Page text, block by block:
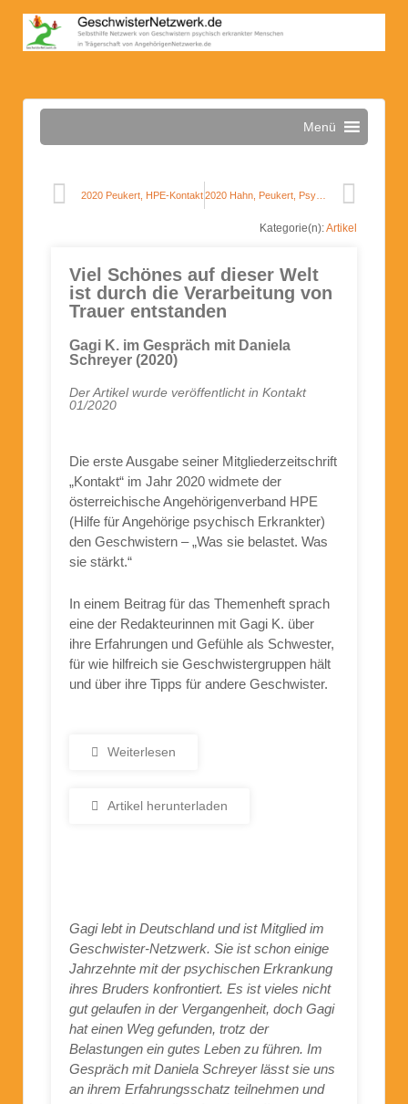
Menü
2020 Peukert, HPE-Kontakt 2020 Hahn, Peukert, Psychiatrische Pflege
Kategorie(n):Artikel
Viel Schönes auf dieser Welt
ist durch die Verarbeitung von
Trauer entstanden
Gagi K. im Gespräch mit Daniela
Schreyer (2020)
Der Artikel wurde veröffentlicht in Kontakt
01/2020
Die erste Ausgabe seiner Mitgliederzeitschrift
„Kontakt“ im Jahr 2020 widmete der
österreichische Angehörigenverband HPE
(Hilfe für Angehörige psychisch Erkrankter)
den Geschwistern – „Was sie belastet. Was
sie stärkt.“
In einem Beitrag für das Themenheft sprach
eine der Redakteurinnen mit Gagi K. über
ihre Erfahrungen und Gefühle als Schwester,
für wie hilfreich sie Geschwistergruppen hält
und über ihre Tipps für andere Geschwister.
Weiterlesen
Artikel herunterladen
Gagi lebt in Deutschland und ist Mitglied im
Geschwister-Netzwerk. Sie ist schon einige
Jahrzehnte mit der psychischen Erkrankung
ihres Bruders konfrontiert. Es ist vieles nicht
gut gelaufen in der Vergangenheit, doch Gagi
hat einen Weg gefunden, trotz der
Belastungen ein gutes Leben zu führen. Im
Gespräch mit Daniela Schreyer lässt sie uns
an ihrem Erfahrungsschatz teilnehmen und